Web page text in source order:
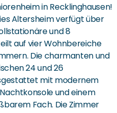
in Recklinghausen!
Altersheim verfügt über
und 8
auf vier Wohnbereiche
Die charmanten und
24 und 26
mit modernem
und einem
Fach. Die Zimmer